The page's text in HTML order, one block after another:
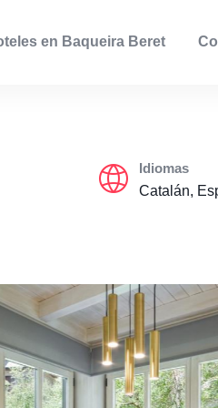
en Baqueira Beret
Idiomas
Catalán,